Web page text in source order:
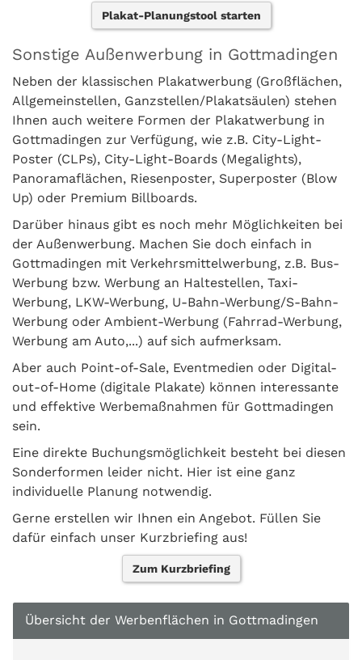
Plakat-Planungstool starten
Sonstige Außenwerbung in Gottmadingen
Neben der klassischen Plakatwerbung (Großflächen,
Allgemeinstellen, Ganzstellen/Plakatsäulen) stehen
Ihnen auch weitere Formen der Plakatwerbung in
Gottmadingen zur Verfügung, wie z.B. City-Light-
Poster (CLPs), City-Light-Boards (Megalights),
Panoramaflächen, Riesenposter, Superposter (Blow
Up) oder Premium Billboards.
Darüber hinaus gibt es noch mehr Möglichkeiten bei
der Außenwerbung. Machen Sie doch einfach in
Gottmadingen mit Verkehrsmittelwerbung, z.B. Bus-
Werbung bzw. Werbung an Haltestellen, Taxi-
Werbung, LKW-Werbung, U-Bahn-Werbung/S-Bahn-
Werbung oder Ambient-Werbung (Fahrrad-Werbung,
Werbung am Auto,...) auf sich aufmerksam.
Aber auch Point-of-Sale, Eventmedien oder Digital-
out-of-Home (digitale Plakate) können interessante
und effektive Werbemaßnahmen für Gottmadingen
sein.
Eine direkte Buchungsmöglichkeit besteht bei diesen
Sonderformen leider nicht. Hier ist eine ganz
individuelle Planung notwendig.
Gerne erstellen wir Ihnen ein Angebot. Füllen Sie
dafür einfach unser Kurzbriefing aus!
Zum Kurzbriefing
Übersicht der Werbenflächen in Gottmadingen